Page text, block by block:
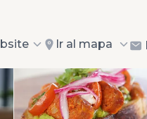
Ir al mapa